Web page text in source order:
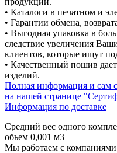
• Каталоги в печатном и
• Гарантии обмена,
• Выгодная упаковка в
следствие увеличения
клиентов, которые ищут
• Качественный пошив
изделий.
Полная информация и сам
на нашей странице
Информация по доставке
Средний вес одного
обьем 0,001 м3
Мы работаем с